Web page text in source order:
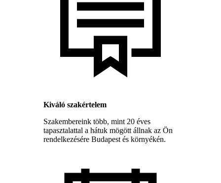
Kiváló szakértelem
Szakembereink több, mint 20 éves
tapasztalattal a hátuk mögött állnak az Ön
rendelkezésére Budapest és környékén.